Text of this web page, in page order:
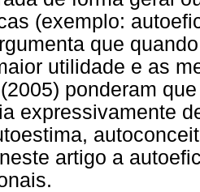
(exemplo:
que
utilidade e as
ponderam
expressivamente
artigo a